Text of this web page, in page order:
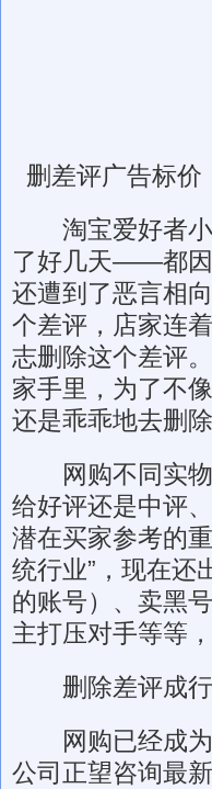
删差评广告标价
淘宝爱好者小
了好几天——都因
还遭到了恶言相
个差评，店家连
志删除这个差评
家手里，为了不
还是乖乖地去删
网购不同实物
给好评还是中评
潜在买家参考的
统行业”，现在还
的账号）、卖黑
主打压对手等等
删除差评成行
网购已经成为
公司正望咨询最